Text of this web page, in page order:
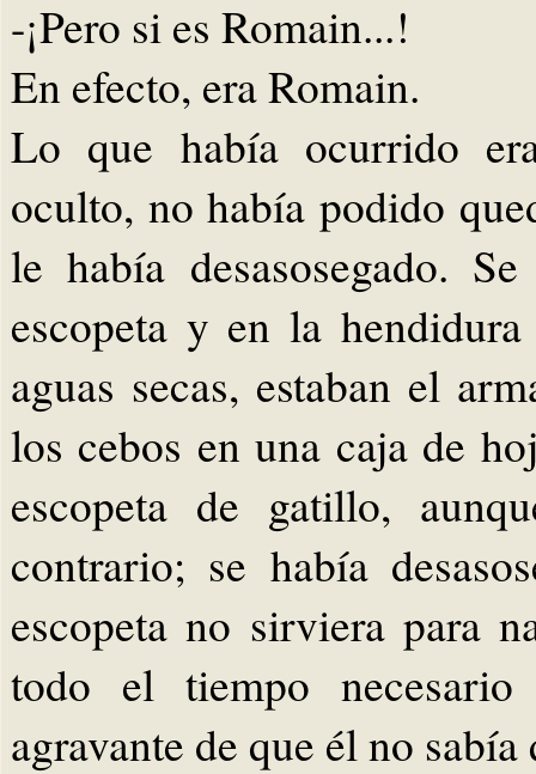
-¡Pero si es Romain...!
En efecto, era Romain.
Lo que había ocurrido
oculto, no había podido
le había desasosegado.
escopeta y en la
aguas secas, estaban el
los cebos en una caja de
escopeta de gatillo,
contrario; se había
escopeta no sirviera para
todo el tiempo
agravante de que él no